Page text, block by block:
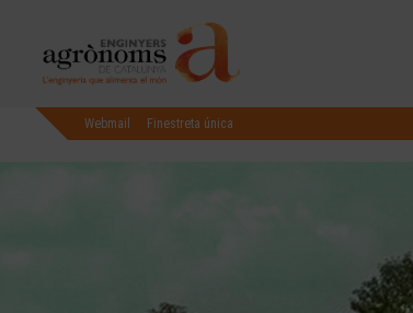
Webmail Finestreta única